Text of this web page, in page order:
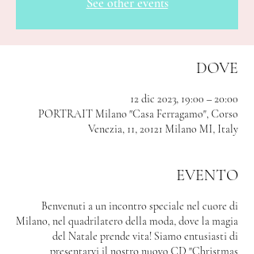
See other events
DOVE
12 dic 2023, 19:00 – 20:00
PORTRAIT Milano "Casa Ferragamo", Corso
Venezia, 11, 20121 Milano MI, Italy
EVENTO
Benvenuti a un incontro speciale nel cuore di
Milano, nel quadrilatero della moda, dove la magia
del Natale prende vita! Siamo entusiasti di
presentarvi il nostro nuovo CD "Christmas